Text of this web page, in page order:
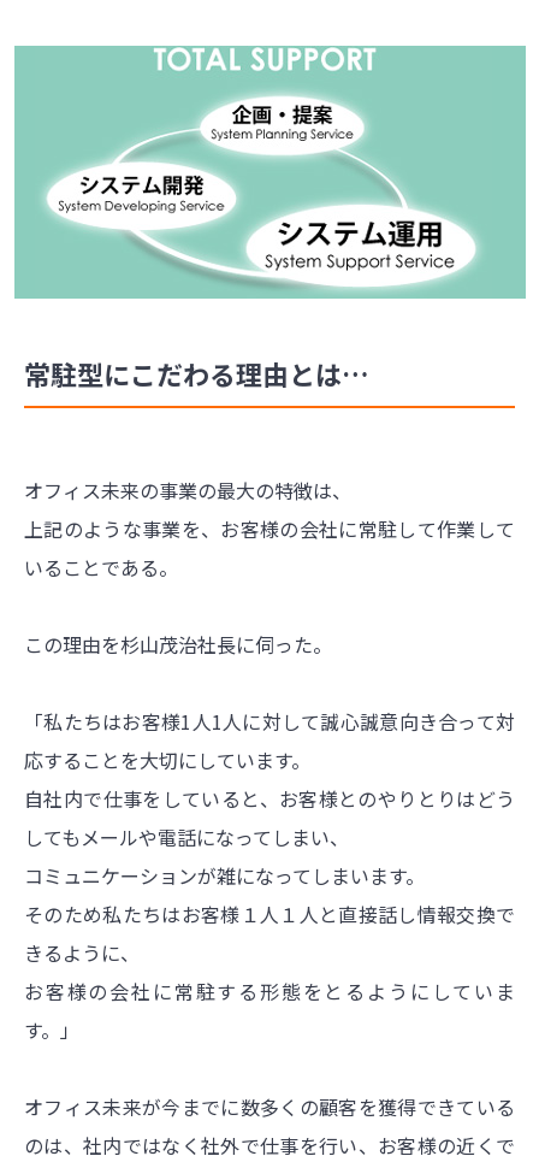
常駐型にこだわる理由とは…
オフィス未来の事業の最大の特徴は、
上記のような事業を、お客様の会社に常駐して作業して
いることである。
この理由を杉山茂治社長に伺った。
「私たちはお客様1人1人に対して誠心誠意向き合って対
応することを大切にしています。
自社内で仕事をしていると、お客様とのやりとりはどう
してもメールや電話になってしまい、
コミュニケーションが雑になってしまいます。
そのため私たちはお客様１人１人と直接話し情報交換で
きるように、
お客様の会社に常駐する形態をとるようにしていま
す。」
オフィス未来が今までに数多くの顧客を獲得できている
のは、社内ではなく社外で仕事を行い、お客様の近くで